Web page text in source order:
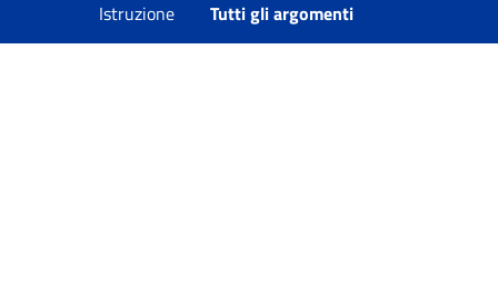
Istruzione Tutti gli argomenti
trasparenza e spese elettorali.